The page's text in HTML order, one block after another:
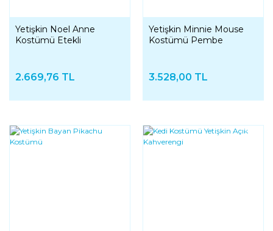
Yetişkin Noel Anne
Kostümü Etekli
2.669,76 TL
Yetişkin Minnie Mouse
Kostümü Pembe
3.528,00 TL
YENI